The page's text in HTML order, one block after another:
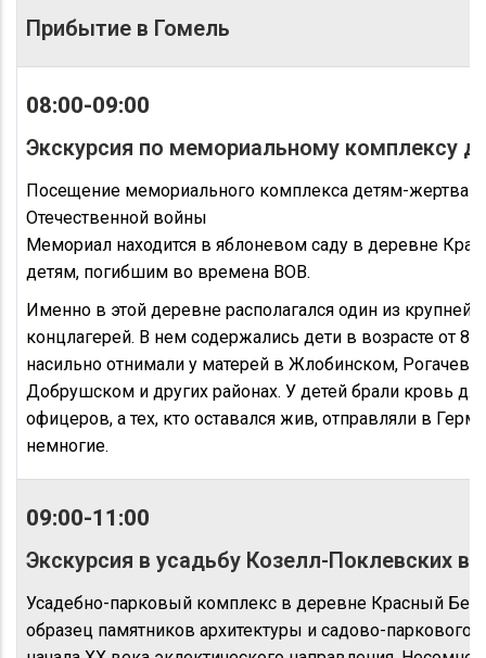
Прибытие в Гомель
08:00-09:00
Экскурсия по мемориальному комплексу
Посещение мемориального комплекса детям-жертвам
Отечественной войны
Мемориал находится в яблоневом саду в деревне
детям, погибшим во времена ВОВ.
Именно в этой деревне располагался один из
концлагерей. В нем содержались дети в возрасте от 8
насильно отнимали у матерей в Жлобинском,
Добрушском и других районах. У детей брали кровь
офицеров, а тех, кто оставался жив, отправляли в
немногие.
09:00-11:00
Экскурсия в усадьбу Козелл-Поклевских в
Усадебно-парковый комплекс в деревне Красный
образец памятников архитектуры и садово-паркового